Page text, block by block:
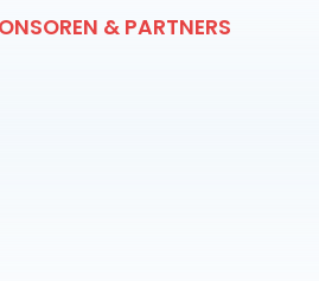
& PARTNERS